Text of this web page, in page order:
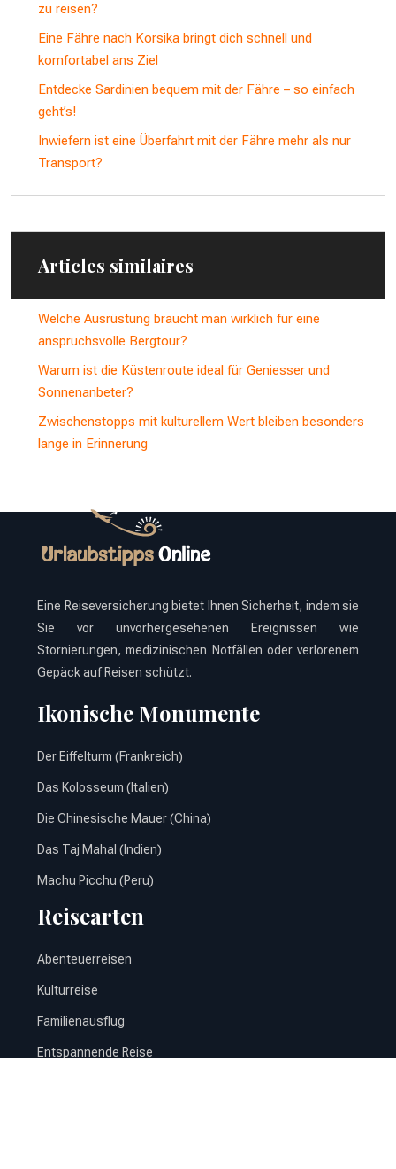
zu reisen?
Eine Fähre nach Korsika bringt dich schnell und
komfortabel ans Ziel
Entdecke Sardinien bequem mit der Fähre – so einfach
geht’s!
Inwiefern ist eine Überfahrt mit der Fähre mehr als nur
Transport?
Articles similaires
Welche Ausrüstung braucht man wirklich für eine
anspruchsvolle Bergtour?
Warum ist die Küstenroute ideal für Geniesser und
Sonnenanbeter?
Zwischenstopps mit kulturellem Wert bleiben besonders
lange in Erinnerung
Eine Reiseversicherung bietet Ihnen Sicherheit, indem sie
Sie vor unvorhergesehenen Ereignissen wie
Stornierungen, medizinischen Notfällen oder verlorenem
Gepäck auf Reisen schützt.
Ikonische Monumente
Der Eiffelturm (Frankreich)
Das Kolosseum (Italien)
Die Chinesische Mauer (China)
Das Taj Mahal (Indien)
Machu Picchu (Peru)
Reisearten
Abenteuerreisen
Kulturreise
Familienausflug
Entspannende Reise